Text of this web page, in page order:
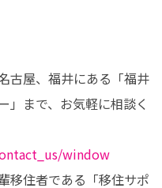
古屋、福井にある「福井
」まで、お気軽に相談く
window
移住者である「移住サポ